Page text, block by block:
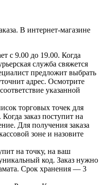
В интернет-магазине
с 9.00 до 19.00. Когда
служба свяжется
предложит выбрать
адрес. Осмотрите
указанной
торговых точек для
заказ поступит на
Для получения заказа
зоне и назовите
на точку, на ваш
код. Заказ нужно
Срок хранения — 3